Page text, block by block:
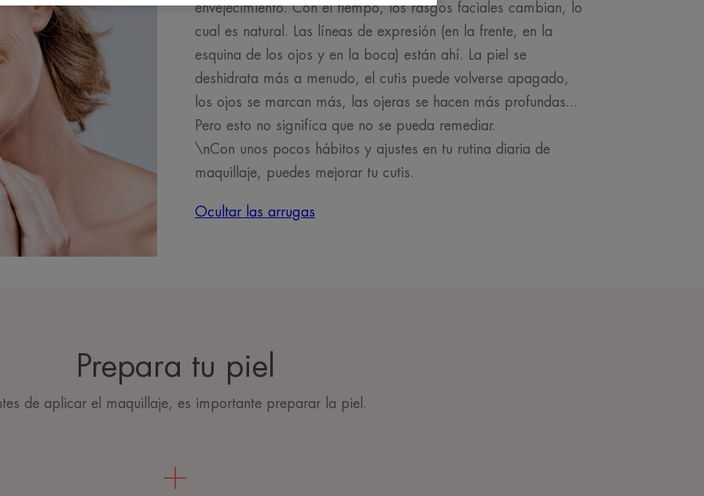
envejecimiento. Con el tiempo, los rasgos faciales cambian, lo
cual es natural. Las líneas de expresión (en la frente, en la
esquina de los ojos y en la boca) están ahí. La piel se
deshidrata más a menudo, el cutis puede volverse apagado,
los ojos se marcan más, las ojeras se hacen más profundas...
Pero esto no significa que no se pueda remediar.
\nCon unos pocos hábitos y ajustes en tu rutina diaria de
maquillaje, puedes mejorar tu cutis.
Ocultar las arrugas
Prepara tu piel
de aplicar el maquillaje, es importante preparar la piel.